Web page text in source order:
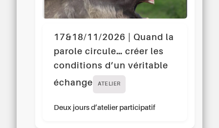
17&18/11/2026 | Quand la
parole circule… créer les
conditions d’un véritable
échange
ATELIER
Deux jours d’atelier participatif